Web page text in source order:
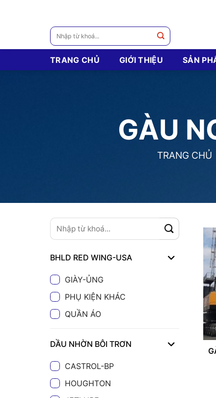
Tìm
kiếm:
TRANG CHỦ GIỚI THIỆU SẢN
GÀU
TRANG CHỦ
BHLD RED WING-USA
GIÀY-ỦNG
PHỤ KIỆN KHÁC
QUẦN ÁO
DẦU NHỜN BÔI TRƠN
CASTROL-BP
HOUGHTON